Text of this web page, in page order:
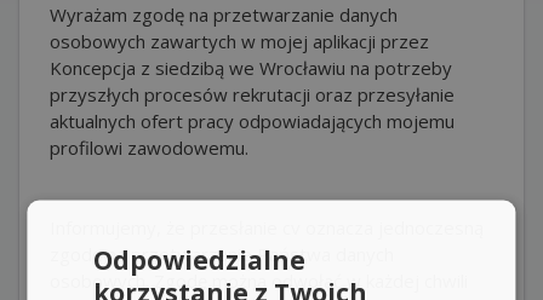
Wyrażam zgodę na przetwarzanie danych
osobowych zawartych w mojej aplikacji przez
Koncepcja z siedzibą we Wrocławiu na potrzeby
przyszłych procesów rekrutacji oraz przesyłanie
aktualnych ofert pracy odpowiadających mojemu
profilowi zawodowemu.
zgodę na przetwarzanie Państwa danych
osobowych. Zgodę można odwołać w każdej chwili
Odpowiedzialne
korzystanie z Twoich